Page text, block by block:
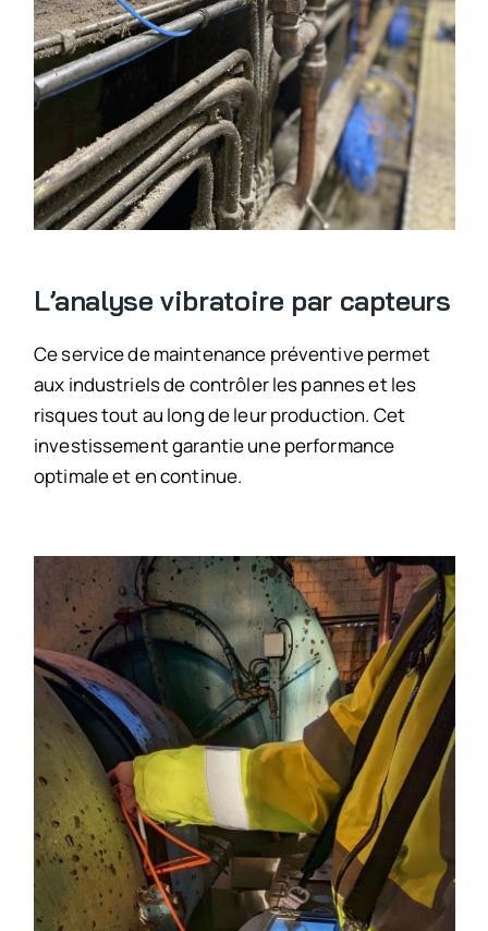
L’analyse vibratoire par capteurs
Ce service de maintenance préventive permet
aux industriels de contrôler les pannes et les
risques tout au long de leur production. Cet
investissement garantie une performance
optimale et en continue.